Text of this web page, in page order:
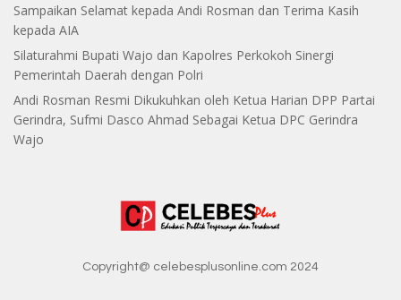
Sampaikan Selamat kepada Andi Rosman dan Terima Kasih
kepada AIA
Silaturahmi Bupati Wajo dan Kapolres Perkokoh Sinergi
Pemerintah Daerah dengan Polri
Andi Rosman Resmi Dikukuhkan oleh Ketua Harian DPP Partai
Gerindra, Sufmi Dasco Ahmad Sebagai Ketua DPC Gerindra
Wajo
Copyright@ celebesplusonline.com 2024